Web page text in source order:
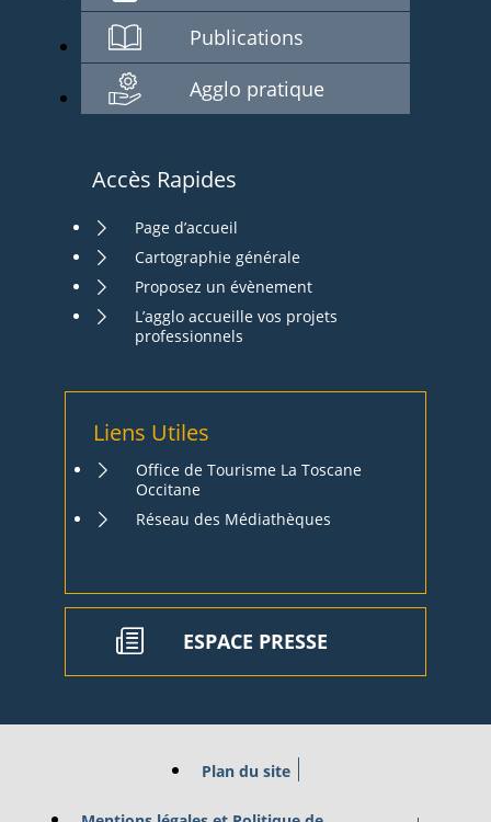
Publications
Agglo pratique
Accès Rapides
Page d’accueil
Cartographie générale
Proposez un évènement
L’agglo accueille vos projets
professionnels
Liens Utiles
Office de Tourisme La Toscane
Occitane
Réseau des Médiathèques
ESPACE PRESSE
Plan du site